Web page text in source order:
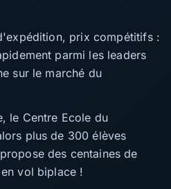
prix compétitifs :
parmi les leaders
sur le marché du
le Centre Ecole du
plus de 300 élèves
des centaines de
vol biplace !